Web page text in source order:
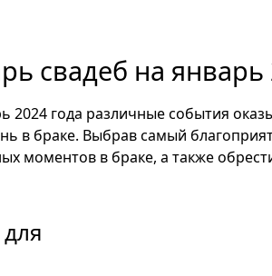
свадеб на январь
2024 года различные события
в браке. Выбрав самый
моментов в браке, а также